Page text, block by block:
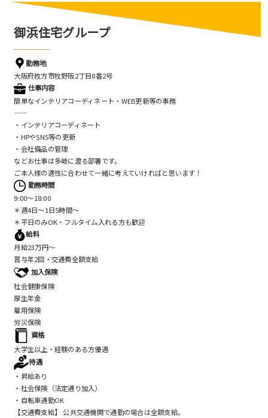
御浜住宅グループ
勤務地
大阪府枚方市牧野阪2丁目8番2号
仕事内容
簡単なインテリアコーディネート・WEB更新等の事務
——
・インテリアコーディネート
・HPやSNS等の更新
・会社備品の管理
などお仕事は多岐に渡る部署です。
ご本人様の適性に合わせて一緒に考えていければと思います！
勤務時間
9:00～18:00
＊週4日～1日5時間～
＊平日のみOK・フルタイム入れる方も歓迎
給料
月給23万円～
賞与年2回・交通費全額支給
加入保険
社会健康保険
厚生年金
雇用保険
労災保険
資格
大学生以上・経験のある方優遇
待遇
・昇給あり
・社会保険（法定通り加入）
・自転車通勤OK
【交通費支給】 公共交通機関で通勤の場合は全額支給。